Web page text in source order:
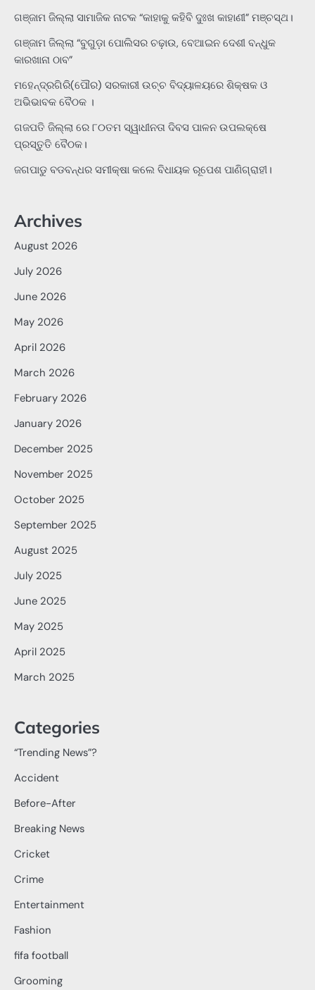
ଗଞ୍ଜାମ ଜିଲ୍ଲା ସାମାଜିକ ନାଟକ “କାହାକୁ କହିବି ଦୁଃଖ କାହାଣୀ” ମଞ୍ଚସ୍ଥ।
ଗଞ୍ଜାମ ଜିଲ୍ଲା “ବୁଗୁଡ଼ା ପୋଲିସର ଚଢ଼ାଉ, ବେଆଇନ ଦେଶୀ ବନ୍ଧୁକ
କାରଖାନା ଠାବ”
ମହେନ୍ଦ୍ରଗିରି(ପୌର) ସରକାରୀ ଉଚ୍ଚ ବିଦ୍ୟାଳୟରେ ଶିକ୍ଷକ ଓ
ଅଭିଭାବକ ବୈଠକ ।
ଗଜପତି ଜିଲ୍ଲା ରେ ୮୦ତମ ସ୍ୱାଧୀନତା ଦିବସ ପାଳନ ଉପଲକ୍ଷେ
ପ୍ରସ୍ତୁତି ବୈଠକ।
ଜଗପାଡୁ ବଡବନ୍ଧର ସମୀକ୍ଷା କଲେ ବିଧାୟକ ରୂପେଶ ପାଣିଗ୍ରାହୀ।
Archives
August 2026
July 2026
June 2026
May 2026
April 2026
March 2026
February 2026
January 2026
December 2025
November 2025
October 2025
September 2025
August 2025
July 2025
June 2025
May 2025
April 2025
March 2025
Categories
“Trending News”?
Accident
Before-After
Breaking News
Cricket
Crime
Entertainment
Fashion
fifa football
Grooming